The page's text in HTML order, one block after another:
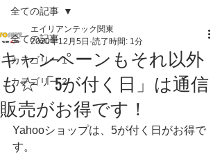
全ての記事
カテゴリー 1
カテゴリー 2
全ての記事
キャンペーンもそれ以外
も☆「5が付く日」は通信
販売がお得です！
エイリアンテック関東
2020年12月5日 読了時間: 1分
Yahooショップは、5が付く日がお得で
す。